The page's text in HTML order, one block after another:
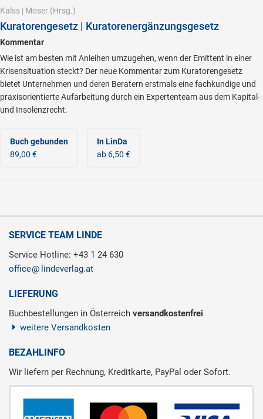
Kalss | Moser (Hrsg.)
Kuratorengesetz | Kuratorenergänzungsgesetz
Kommentar
Wie ist am besten mit Anleihen umzugehen, wenn der Emittent in einer
Krisensituation steckt? Der neue Kommentar zum Kuratorengesetz
bietet Unternehmen und deren Beratern erstmals eine fachkundige und
praxisorientierte Aufarbeitung durch ein Expertenteam aus dem Kapital-
und Insolenzrecht.
Buch gebunden
89,00 €
In LinDa
ab 6,50 €
SERVICE TEAM LINDE
Service Hotline: +43 1 24 630
office
lindeverlag.at
LIEFERUNG
Buchbestellungen in Österreich versandkostenfrei
weitere Versandkosten
BEZAHLINFO
Wir liefern per Rechnung, Kreditkarte, PayPal oder Sofort.